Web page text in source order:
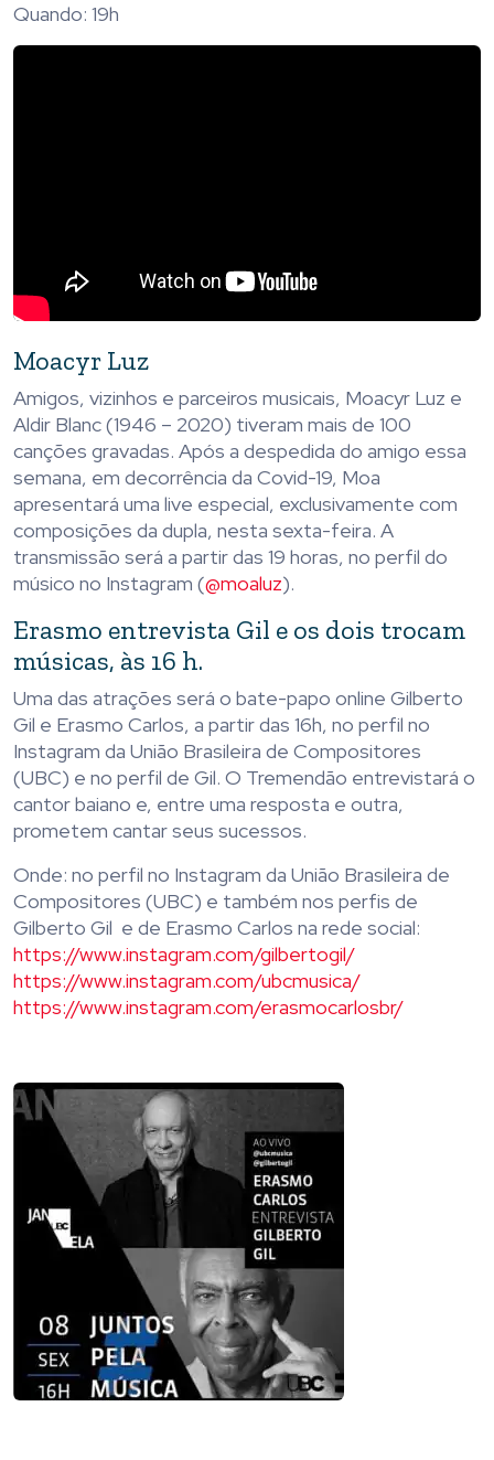
Quando: 19h
Moacyr Luz
Amigos, vizinhos e parceiros musicais, Moacyr Luz e
Aldir Blanc (1946 – 2020) tiveram mais de 100
canções gravadas. Após a despedida do amigo essa
semana, em decorrência da Covid-19, Moa
apresentará uma live especial, exclusivamente com
composições da dupla, nesta sexta-feira. A
transmissão será a partir das 19 horas, no perfil do
músico no Instagram (@moaluz).
Erasmo entrevista Gil e os dois trocam
músicas, às 16 h.
Uma das atrações será o bate-papo online Gilberto
Gil e Erasmo Carlos, a partir das 16h, no perfil no
Instagram da União Brasileira de Compositores
(UBC) e no perfil de Gil. O Tremendão entrevistará o
cantor baiano e, entre uma resposta e outra,
prometem cantar seus sucessos.
Onde: no perfil no Instagram da União Brasileira de
Compositores (UBC) e também nos perfis de
Gilberto Gil e de Erasmo Carlos na rede social:
https://www.instagram.com/gilbertogil/
https://www.instagram.com/ubcmusica/
https://www.instagram.com/erasmocarlosbr/